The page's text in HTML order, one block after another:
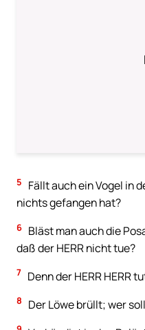
5
Fällt auch ein Vogel in
nichts gefangen hat?
6 Bläst man auch die
daß der HERR nicht tue?
7 Denn der HERR HERR
8 Der Löwe brüllt; wer